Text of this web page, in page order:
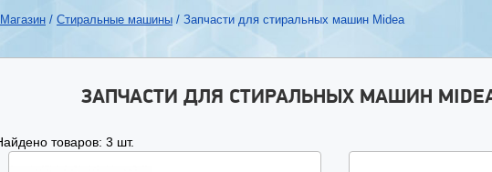
Магазин / Стиральные машины / Запчасти для стиральных машин Midea
ЗАПЧАСТИ ДЛЯ СТИРАЛЬНЫХ МАШИН
товаров: 3 шт.